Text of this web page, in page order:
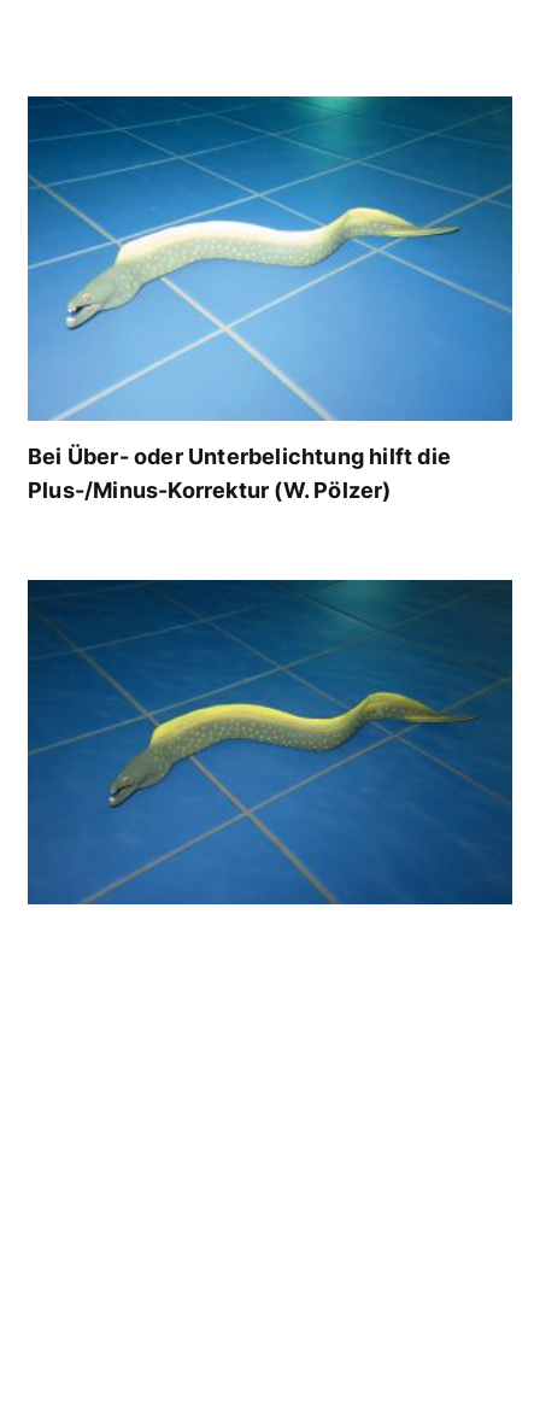
Bei Über- oder Unterbelichtung hilft die
Plus-/Minus-Korrektur (W. Pölzer)